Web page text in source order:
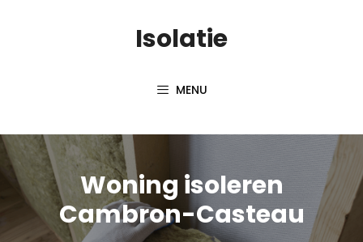
Isolatie
MENU
Woning isoleren
Cambron-Casteau